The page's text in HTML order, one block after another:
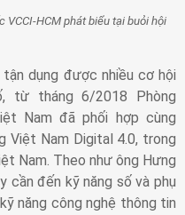
VCCI-HCM phát biểu tại buỏi hội
dụng được nhiều cơ hội
từ tháng 6/2018 Phòng
Nam đã phối hợp cùng
Việt Nam Digital 4.0, trong
Nam. Theo như ông Hưng
cần đến kỹ năng số và phụ
năng công nghệ thông tin